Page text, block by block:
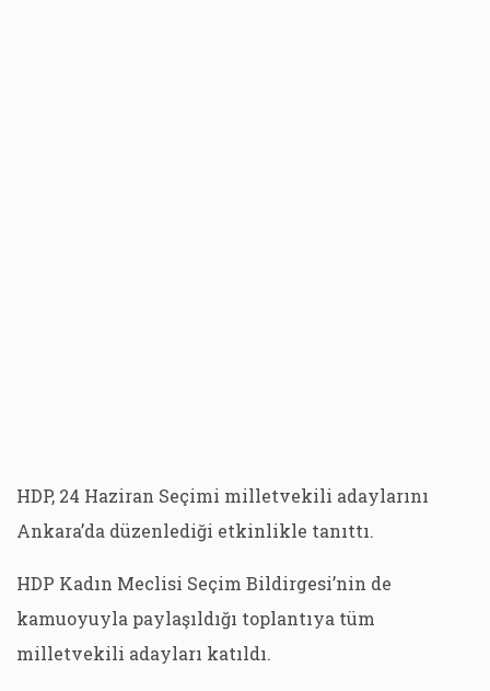
HDP, 24 Haziran Seçimi milletvekili adaylarını
Ankara’da düzenlediği etkinlikle tanıttı.
HDP Kadın Meclisi Seçim Bildirgesi’nin de
kamuoyuyla paylaşıldığı toplantıya tüm
milletvekili adayları katıldı.